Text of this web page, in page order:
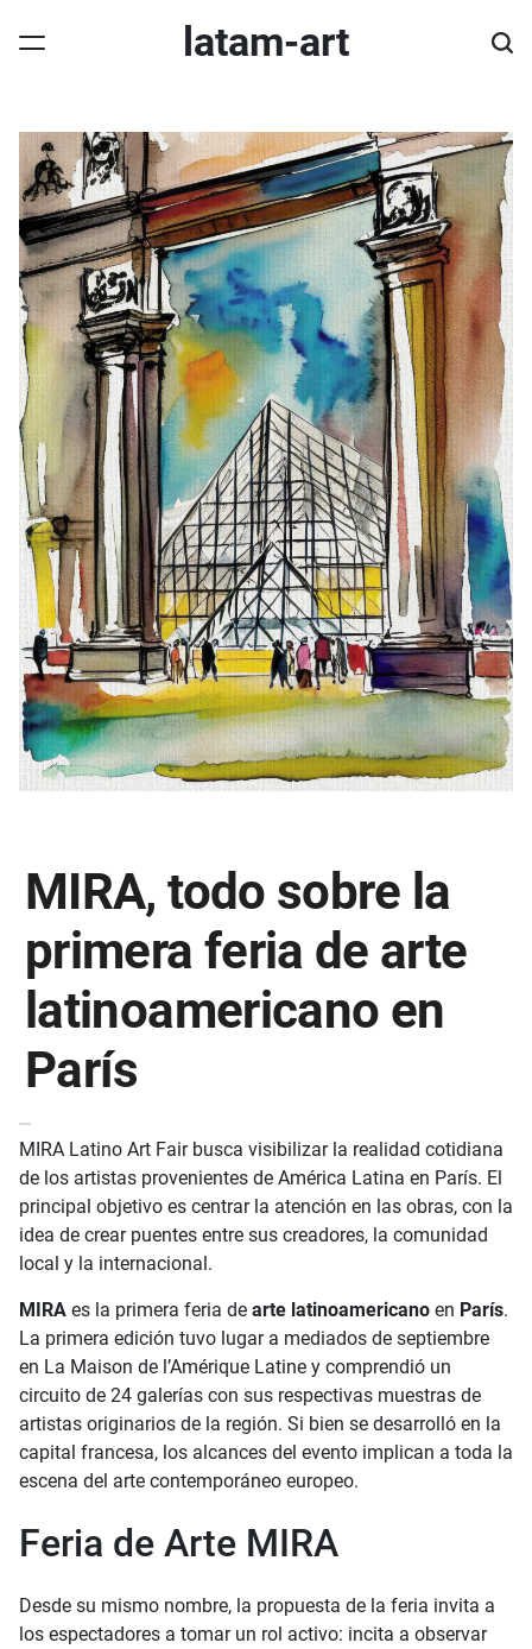
latam-art
MIRA, todo sobre la
primera feria de arte
latinoamericano en
París
MIRA Latino Art Fair busca visibilizar la realidad cotidiana
de los artistas provenientes de América Latina en París. El
principal objetivo es centrar la atención en las obras, con la
idea de crear puentes entre sus creadores, la comunidad
local y la internacional.
MIRA es la primera feria de arte latinoamericano en París.
La primera edición tuvo lugar a mediados de septiembre
en La Maison de l’Amérique Latine y comprendió un
circuito de 24 galerías con sus respectivas muestras de
artistas originarios de la región. Si bien se desarrolló en la
capital francesa, los alcances del evento implican a toda la
escena del arte contemporáneo europeo.
Feria de Arte MIRA
Desde su mismo nombre, la propuesta de la feria invita a
los espectadores a tomar un rol activo: incita a observar